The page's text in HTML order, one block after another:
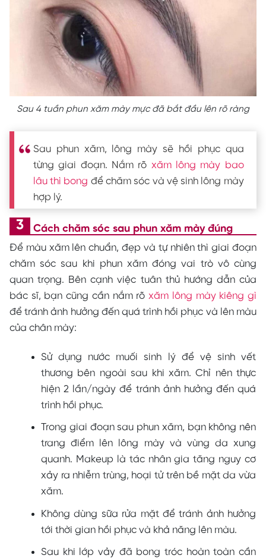
Sau 4 tuần phun xăm mày mực đã bắt đầu lên rõ ràng
Sau phun xăm, lông mày sẽ hồi phục qua
từng giai đoạn. Nắm rõ xăm lông mày bao
lâu thì bong để chăm sóc và vệ sinh lông mày
hợp lý.
Cách chăm sóc sau phun xăm mày đúng
Để màu xăm lên chuẩn, đẹp và tự nhiên thì giai đoạn
chăm sóc sau khi phun xăm đóng vai trò vô cùng
quan trọng. Bên cạnh việc tuân thủ hướng dẫn của
bác sĩ, bạn cũng cần nắm rõxăm lông mày kiêng gì
để tránh ảnh hưởng đến quá trình hồi phục và lên màu
của chân mày:
Sử dụng nước muối sinh lý để vệ sinh vết
thương bên ngoài sau khi xăm. Chỉ nên thực
hiện 2 lần/ngày để tránh ảnh hưởng đến quá
trình hồi phục.
Trong giai đoạn sau phun xăm, bạn không nên
trang điểm lên lông mày và vùng da xung
quanh. Makeup là tác nhân gia tăng nguy cơ
xảy ra nhiễm trùng, hoại tử trên bề mặt da vừa
xăm.
Không dùng sữa rửa mặt để tránh ảnh hưởng
tới thời gian hồi phục và khả năng lên màu.
Sau khi lớp vảy đã bong tróc hoàn toàn cần